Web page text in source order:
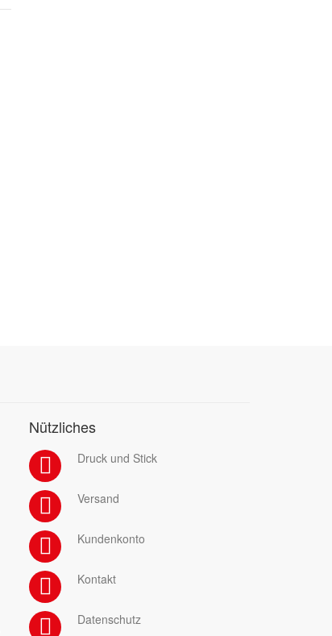
Nützliches
Druck und Stick
Versand
Kundenkonto
Kontakt
Datenschutz